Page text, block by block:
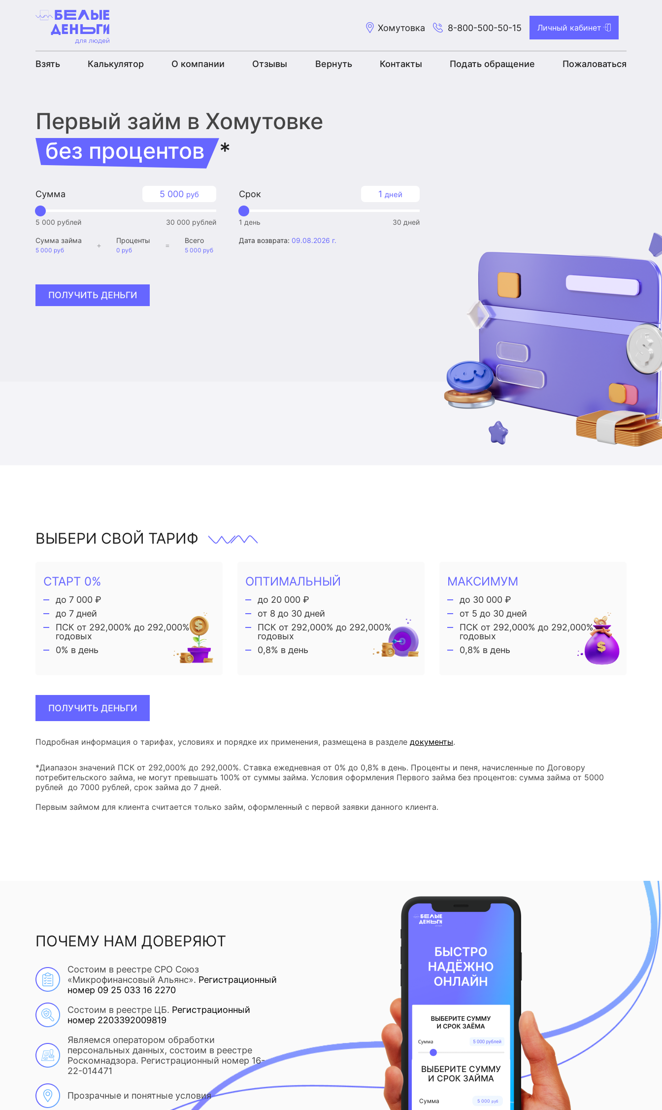
Хомутовка 8-800-500-50-15 Личный кабинет
Взять Калькулятор О компании Отзывы Вернуть Контакты Подать обращение Пожаловаться
Первый займ в Хомутовке
без процентов
*
5 000 руб
Сумма
5 000 рублей 30 000 рублей
1 дней
Срок
1 день 30 дней
Сумма займа
5 000 руб
+
Проценты
0 руб
=
Всего
5 000 руб
Дата возврата: 09.08.2026 г.
ПОЛУЧИТЬ ДЕНЬГИ
ВЫБЕРИ СВОЙ ТАРИФ
СТАРТ 0%
до 7 000 ₽
до 7 дней
ПСК от 292,000% до 292,000%
годовых
0% в день
ОПТИМАЛЬНЫЙ
до 20 000 ₽
от 8 до 30 дней
ПСК от 292,000% до 292,000%
годовых
0,8% в день
МАКСИМУМ
до 30 000 ₽
от 5 до 30 дней
ПСК от 292,000% до 292,000%
годовых
0,8% в день
ПОЛУЧИТЬ ДЕНЬГИ
Подробная информация о тарифах, условиях и порядке их применения, размещена в разделе документы.
*Диапазон значений ПСК от 292,000% до 292,000%. Ставка ежедневная от 0% до 0,8% в день. Проценты и пеня, начисленные по Договору
потребительского займа, не могут превышать 100% от суммы займа. Условия оформления Первого займа без процентов: сумма займа от 5000
рублей до 7000 рублей, срок займа до 7 дней.
Первым займом для клиента считается только займ, оформленный с первой заявки данного клиента.
ПОЧЕМУ НАМ ДОВЕРЯЮТ
Состоим в реестре СРО Союз
«Микрофинансовый Альянс». Регистрационный
номер 09 25 033 16 2270
Состоим в реестре ЦБ. Регистрационный
номер 2203392009819
Являемся оператором обработки
персональных данных, состоим в реестре
Роскомнадзора. Регистрационный номер 16-
22-014471
Прозрачные и понятные условия
ВЫБЕРИТЕ СУММУ
И СРОК ЗАЙМА
5 000 руб
Сумма